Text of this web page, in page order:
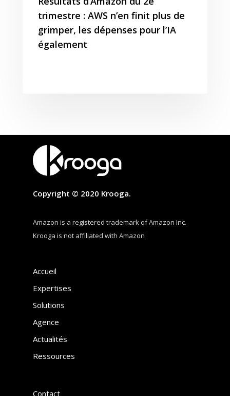
trimestre : AWS n’en finit plus de
grimper, les dépenses pour l’IA
également
Copyright © 2020 Krooga.
Amazon is a registered trademark of Amazon Inc.
Krooga is not affiliated with Amazon
Accueil
Expertises
Solutions
Agence
Actualités
Ressources
Contact